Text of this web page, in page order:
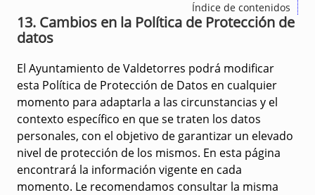
Índice de contenidos
13. Cambios en la Política de Protección de
datos
El Ayuntamiento de Valdetorres podrá modificar
esta Política de Protección de Datos en cualquier
momento para adaptarla a las circunstancias y el
contexto específico en que se traten los datos
personales, con el objetivo de garantizar un elevado
nivel de protección de los mismos. En esta página
encontrará la información vigente en cada
momento. Le recomendamos consultar la misma